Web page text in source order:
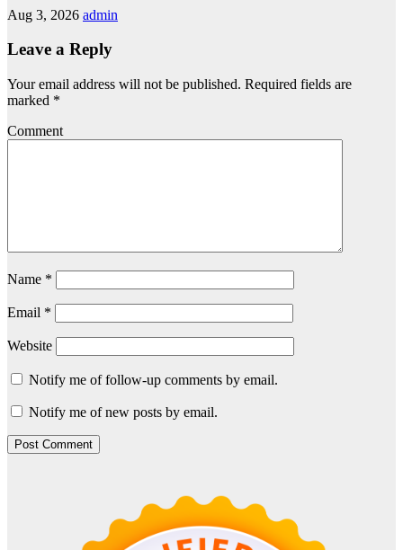
Aug 3, 2026 admin
Leave a Reply
Your email address will not be published. Required fields are
marked *
Comment
Name *
Email *
Website
Notify me of follow-up comments by email.
Notify me of new posts by email.